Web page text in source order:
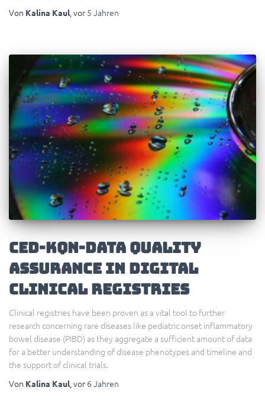
Von Kalina Kaul, vor 5 Jahren
CED-KQN-Data quality
assurance in digital
clinical registries
Clinical registries have been proven as a vital tool to further
research concerning rare diseases like pediatric onset inflammatory
bowel disease (PIBD) as they aggregate a sufficient amount of data
for a better understanding of disease phenotypes and timeline and
the support of clinical trials.
Von Kalina Kaul, vor 6 Jahren